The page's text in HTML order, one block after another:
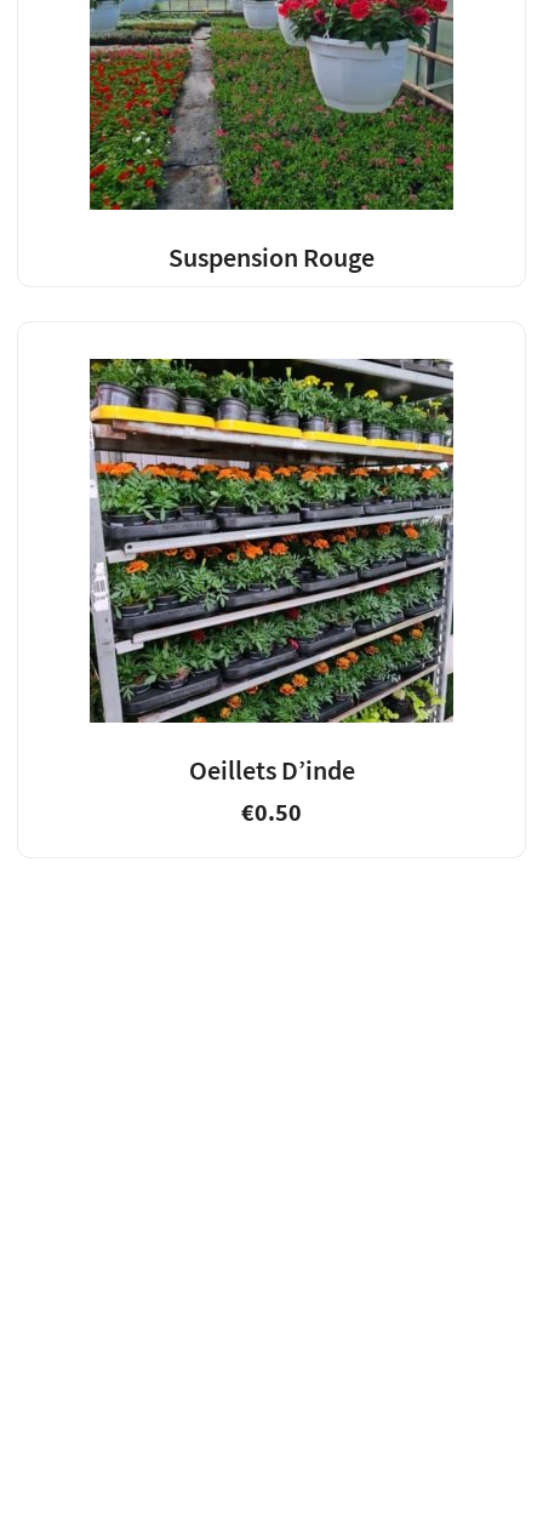
Suspension Rouge
Oeillets D’inde
€0.50